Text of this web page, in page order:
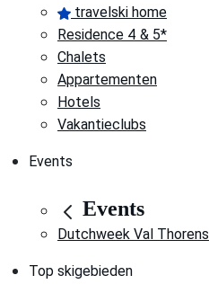
travelski home
Residence 4 & 5*
Chalets
Appartementen
Hotels
Vakantieclubs
Events
Events
Dutchweek Val Thorens
Top skigebieden